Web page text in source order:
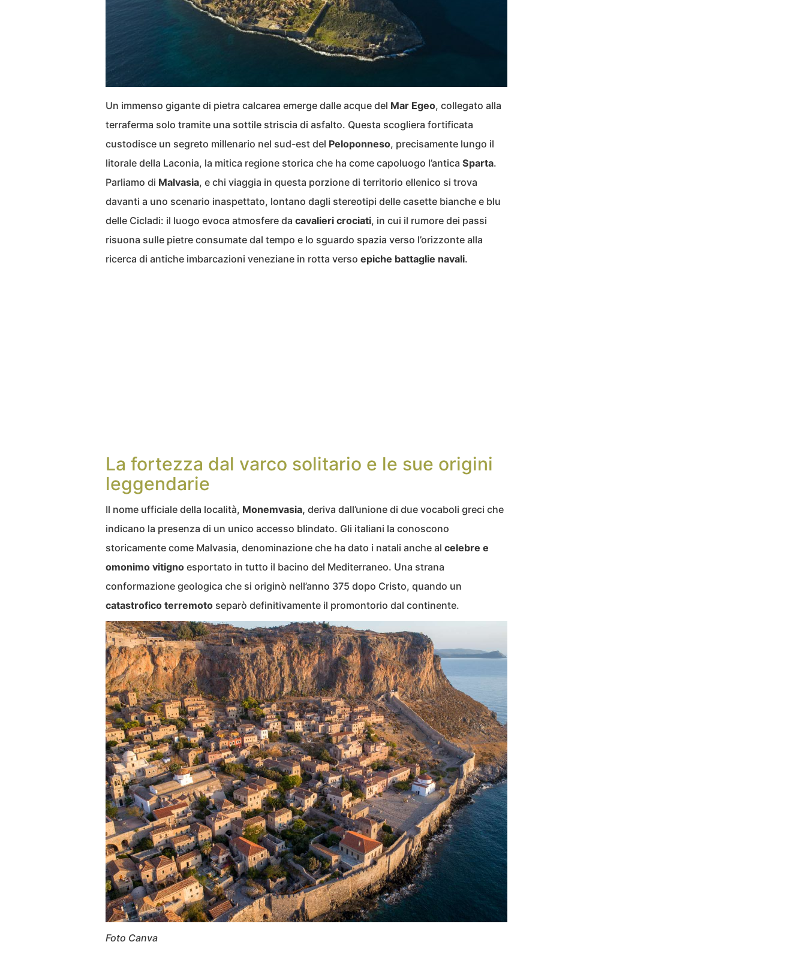
Un immenso gigante di pietra calcarea emerge dalle acque del Mar Egeo, collegato alla
terraferma solo tramite una sottile striscia di asfalto. Questa scogliera fortificata
custodisce un segreto millenario nel sud-est del Peloponneso, precisamente lungo il
litorale della Laconia, la mitica regione storica che ha come capoluogo l’antica Sparta.
Parliamo di Malvasia, e chi viaggia in questa porzione di territorio ellenico si trova
davanti a uno scenario inaspettato, lontano dagli stereotipi delle casette bianche e blu
delle Cicladi: il luogo evoca atmosfere da cavalieri crociati, in cui il rumore dei passi
risuona sulle pietre consumate dal tempo e lo sguardo spazia verso l’orizzonte alla
ricerca di antiche imbarcazioni veneziane in rotta verso epiche battaglie navali.
La fortezza dal varco solitario e le sue origini
leggendarie
Il nome ufficiale della località, Monemvasia, deriva dall’unione di due vocaboli greci che
indicano la presenza di un unico accesso blindato. Gli italiani la conoscono
storicamente come Malvasia, denominazione che ha dato i natali anche al celebre e
omonimo vitigno esportato in tutto il bacino del Mediterraneo. Una strana
conformazione geologica che si originò nell’anno 375 dopo Cristo, quando un
catastrofico terremoto separò definitivamente il promontorio dal continente.
Foto Canva